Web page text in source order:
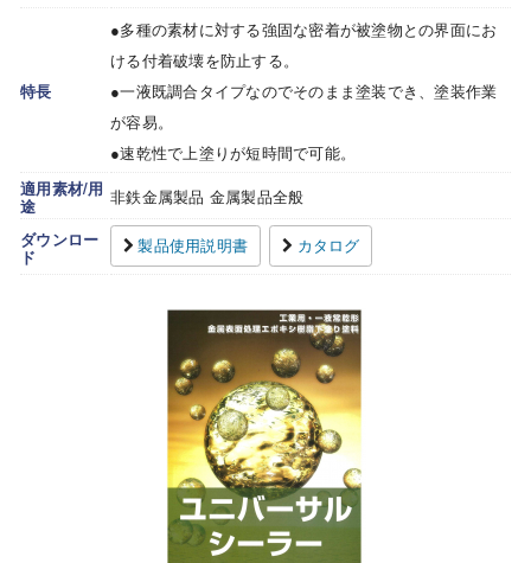
特長
●多種の素材に対する強固な密着が被塗物との界面にお
ける付着破壊を防止する。
●一液既調合タイプなのでそのまま塗装でき、塗装作業
が容易。
●速乾性で上塗りが短時間で可能。
適用素材/用
途
非鉄金属製品 金属製品全般
ダウンロー
ド
製品使用説明書 カタログ